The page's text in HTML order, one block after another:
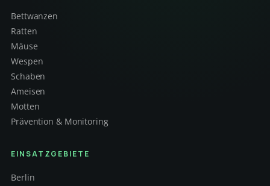
Bettwanzen
Ratten
Mäuse
Wespen
Schaben
Ameisen
Motten
Prävention & Monitoring
EINSATZGEBIETE
Berlin